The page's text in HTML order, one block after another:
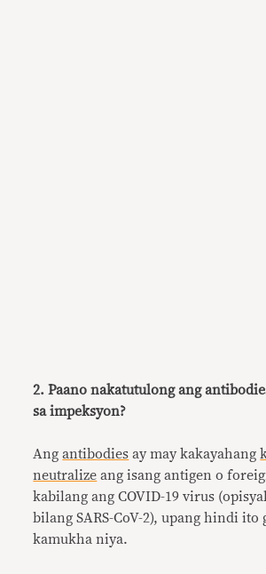
2. Paano nakatutulong ang
sa impeksyon?
Angantibodies ay may kakayahang
neutralize ang isang antigen o
kabilang ang COVID-19 virus
bilang SARS-CoV-2), upang hindi ito
kamukha niya.